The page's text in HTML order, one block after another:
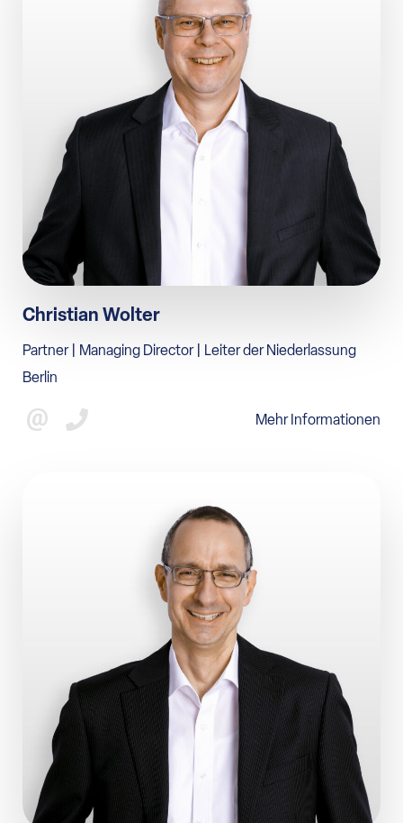
Christian Wolter
Partner | Managing Director | Leiter der Niederlassung
Berlin
Mehr Informationen